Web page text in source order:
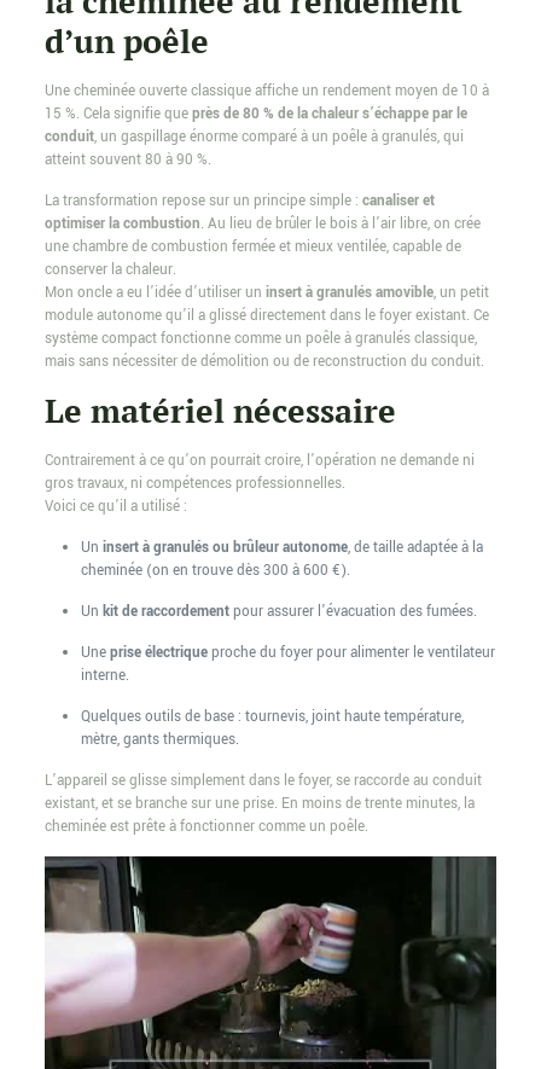
d’un poêle
Une cheminée ouverte classique affiche un rendement moyen de 10 à
15 %. Cela signifie queprès de 80 % de la chaleur s’échappe par le
conduit, un gaspillage énorme comparé à un poêle à granulés, qui
atteint souvent 80 à 90 %.
La transformation repose sur un principe simple : canaliser et
optimiser la combustion. Au lieu de brûler le bois à l’air libre, on crée
une chambre de combustion fermée et mieux ventilée, capable de
conserver la chaleur.
Mon oncle a eu l’idée d’utiliser un insert à granulés amovible, un petit
module autonome qu’il a glissé directement dans le foyer existant. Ce
système compact fonctionne comme un poêle à granulés classique,
mais sans nécessiter de démolition ou de reconstruction du conduit.
Le matériel nécessaire
Contrairement à ce qu’on pourrait croire, l’opération ne demande ni
gros travaux, ni compétences professionnelles.
Voici ce qu’il a utilisé :
Un insert à granulés ou brûleur autonome, de taille adaptée à la
cheminée (on en trouve dès 300 à 600 €).
Un kit de raccordementpour assurer l’évacuation des fumées.
Uneprise électriqueproche du foyer pour alimenter le ventilateur
interne.
Quelques outils de base : tournevis, joint haute température,
mètre, gants thermiques.
L’appareil se glisse simplement dans le foyer, se raccorde au conduit
existant, et se branche sur une prise. En moins de trente minutes, la
cheminée est prête à fonctionner comme un poêle.